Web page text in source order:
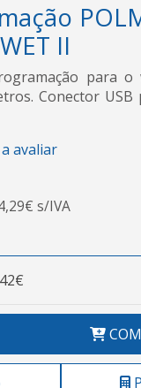
II
para o
Conector
avaliar
s/IVA